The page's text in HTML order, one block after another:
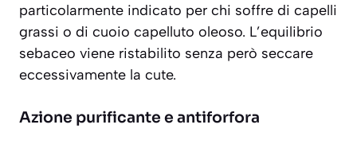
particolarmente indicato per chi soffre di capelli
grassi o di cuoio capelluto oleoso. L’equilibrio
sebaceo viene ristabilito senza però seccare
eccessivamente la cute.
Azione purificante e antiforfora